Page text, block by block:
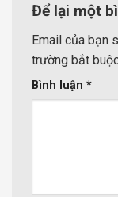
Để lại một
Email của bạn
trường bắt
Bình luận *